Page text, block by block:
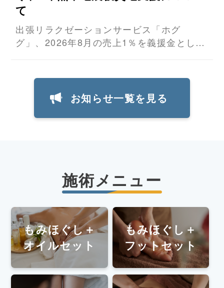
て
出張リラクゼーションサービス「ホグ
グ」、2026年8月の売上1％を義援金として
お知らせ一覧を見る
施術メニュー
もみほぐし＋
オイルセット
もみほぐし＋
フットセット